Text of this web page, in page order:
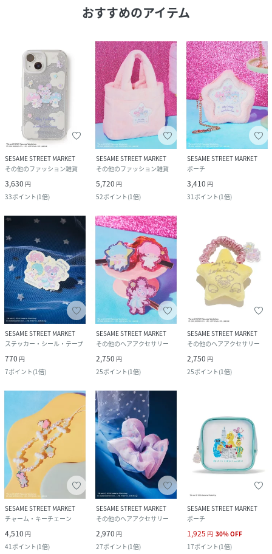
おすすめのアイテム
SESAME STREET MARKET
その他のファッション雑貨
3,630 円
33ポイント(1倍)
SESAME STREET MARKET
その他のファッション雑貨
5,720 円
52ポイント(1倍)
SESAME STREET MARKET
ポーチ
3,410 円
31ポイント(1倍)
SESAME STREET MARKET
ステッカー・シール・テープ
770 円
7ポイント(1倍)
SESAME STREET MARKET
その他のヘアアクセサリー
2,750 円
25ポイント(1倍)
SESAME STREET MARKET
その他のヘアアクセサリー
2,750 円
25ポイント(1倍)
SESAME STREET MARKET
チャーム・キーチェーン
4,510 円
41ポイント(1倍)
SESAME STREET MARKET
その他のヘアアクセサリー
2,970 円
27ポイント(1倍)
SESAME STREET MARKET
ポーチ
1,925 円 30%OFF
17ポイント(1倍)